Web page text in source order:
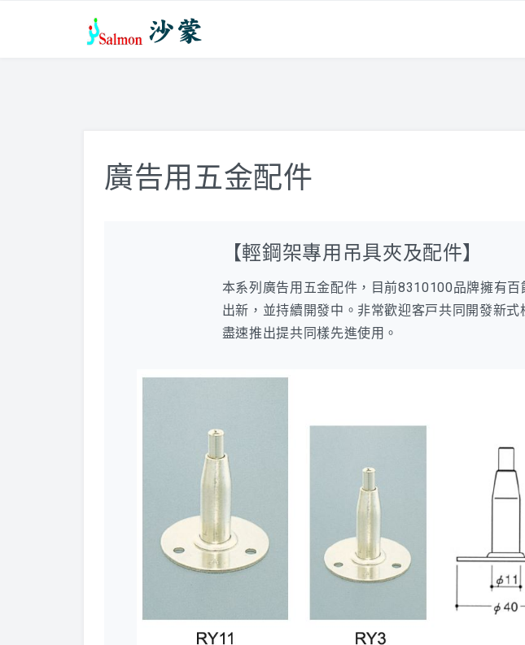
廣告用五金配件
【輕鋼架專用吊具夾及配件】
本系列廣告用五金配件，目前8310100品牌擁有
出新，並持續開發中。非常歡迎客戸共同開發新
盡速推出提共同樣先進使用。